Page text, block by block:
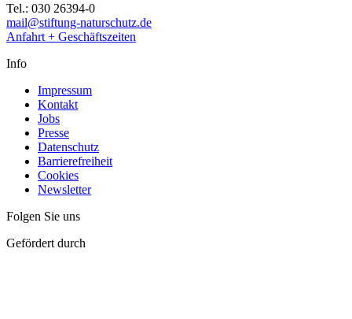
Tel.: 030 26394-0
mail@stiftung-naturschutz.de
Anfahrt + Geschäftszeiten
Info
Impressum
Kontakt
Jobs
Presse
Datenschutz
Barrierefreiheit
Cookies
Newsletter
Folgen Sie uns
Gefördert durch